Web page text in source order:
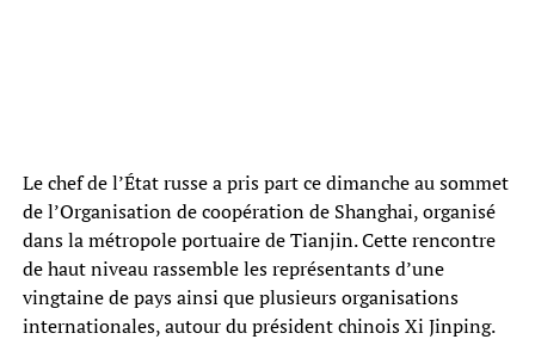
Le chef de l’État russe a pris part ce dimanche au sommet
de l’Organisation de coopération de Shanghai, organisé
dans la métropole portuaire de Tianjin. Cette rencontre
de haut niveau rassemble les représentants d’une
vingtaine de pays ainsi que plusieurs organisations
internationales, autour du président chinois Xi Jinping.